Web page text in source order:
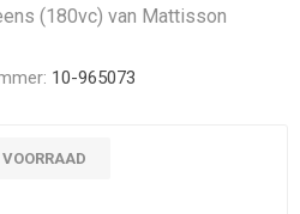
(180vc) van Mattisson
10-965073
VOORRAAD